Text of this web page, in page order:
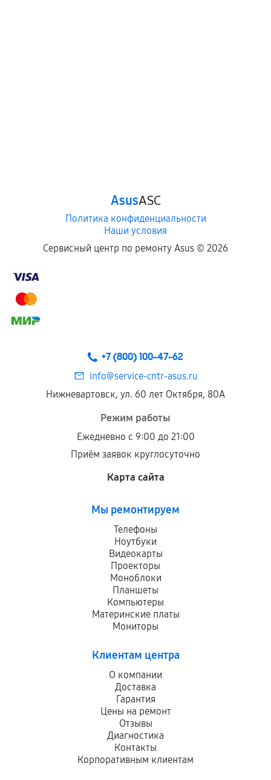
AsusASC
Политика конфиденциальности
Наши условия
Сервисный центр по ремонту Asus © 2026
+7 (800) 100-47-62
info@service-cntr-asus.ru
Нижневартовск, ул. 60 лет Октября, 80А
Режим работы
Ежедневно с 9:00 до 21:00
Приём заявок круглосуточно
Карта сайта
Мы ремонтируем
Телефоны
Ноутбуки
Видеокарты
Проекторы
Моноблоки
Планшеты
Компьютеры
Материнские платы
Мониторы
Клиентам центра
О компании
Доставка
Гарантия
Цены на ремонт
Отзывы
Диагностика
Контакты
Корпоративным клиентам